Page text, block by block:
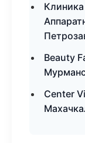
Beauty
Center